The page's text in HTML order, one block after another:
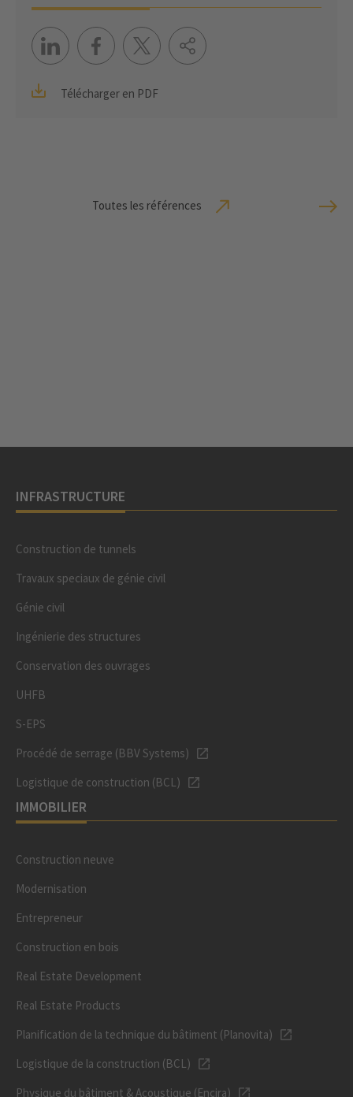
Télécharger en PDF
Toutes les références
INFRASTRUCTURE
Construction de tunnels
Travaux speciaux de génie civil
Génie civil
Ingénierie des structures
Conservation des ouvrages
UHFB
S-EPS
Procédé de serrage (BBV Systems)
Logistique de construction (BCL)
IMMOBILIER
Construction neuve
Modernisation
Entrepreneur
Construction en bois
Real Estate Development
Real Estate Products
Planification de la technique du bâtiment (Planovita)
Logistique de la construction (BCL)
Physique du bâtiment & Acoustique (Encira)